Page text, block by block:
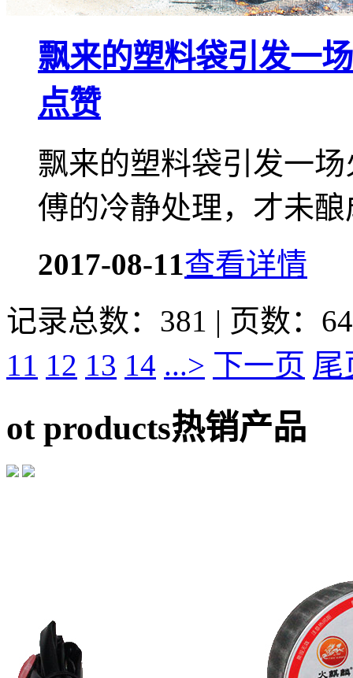
飘来的塑料袋引发一
点赞
飘来的塑料袋引发一
傅的冷静处理，才未
2017-08-11查看详情
记录总数：381 | 页数：64
11 12 13 14 ...> 下一页 尾
ot products热销产品